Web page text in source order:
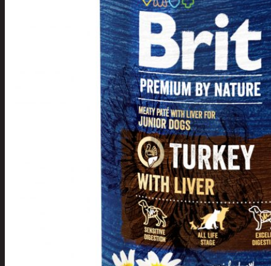
Tuotevalikoima
Poistotuotteet
Kausituotteet
Joulu
Joulu- ja kausivalot
Eläimet ja
tontut
Kyntteliköt
Valoketjut ja
kuusenvalot
Joulukoristeet
Kranssit ja
asetelmat
Tontut ja
muut
Joulutekstiilit
Paketointi
Marjastus
Talvi
Päivittäistavarat